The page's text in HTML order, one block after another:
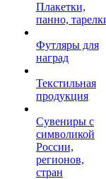
Плакетки,
панно,
Футляры для
наград
Текстильная
продукция
Сувениры с
символикой
России,
регионов,
стран